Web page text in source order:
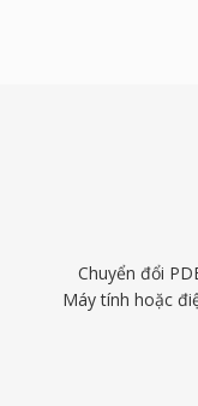
Chuyển đổi
Máy tính hoặc